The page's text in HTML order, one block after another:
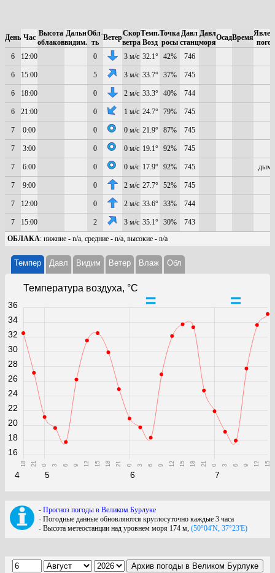
День Час Высота
облаков
Дальн
видим.
Обл-
ть
ВетерСкор
ветра
Темп.
Возд
Точка
росы
Давл
станц
Давл
моря
ОсадВремя
6
12:00 0 3 м/с 32.1° 42% 746
6 15:00 5 3 м/с 33.7° 37% 745
6 18:00 0 2 м/с 33.3° 40% 744
6 21:00 0 1 м/с 24.7° 79% 745
7 0:00 0 0 м/с 21.9° 87% 745
7 3:00 0 0 м/с 19.1° 92% 745
7 6:00 0 0 м/с 17.9° 92% 745
7 9:00 0 2 м/с 27.7° 52% 745
7 12:00 0 2 м/с 33.6° 33% 744
7 15:00 2 3 м/с 35.1° 30%
743
ОБЛАКА: нижние - n/a, средние - n/a, высокие - n/a
Темпер Давл Видим Ветер Влаж Обл
Температура воздуха, °C
4
18 21
5
0 3 6 9 12 15 18 21
6
0 3 6 9 12 15 18 21
7
0 3 6 9 12 15
16
18
20
22
24
26
28
30
32
34
36
- Прогноз погоды в Великом Бурлуке
- Погодные данные обновляются круглосуточно каждые 3 часа
- Высота метеостанции над уровнем моря 174 м, (50°04'N, 37°23'E)